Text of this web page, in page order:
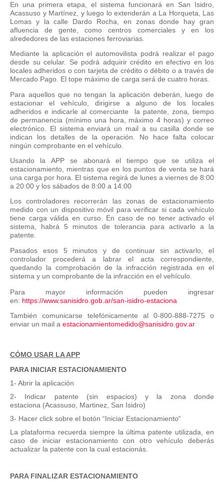
En una primera etapa, el sistema funcionará en San Isidro,
Acassuso y Martínez, y luego lo extenderán a La Horqueta, Las
Lomas y la calle Dardo Rocha, en zonas donde hay gran
afluencia de gente, como centros comerciales y en los
alrededores de las estaciones ferroviarias.
Mediante la aplicación el automovilista podrá realizar el pago
desde su celular. Se podrá adquirir crédito en efectivo en los
locales adheridos o con tarjeta de crédito o débito o a través de
Mercado Pago. El tope máximo de carga será de cuatro horas.
Para aquellos que no tengan la aplicación deberán, luego de
estacionar el vehículo, dirigirse a alguno de los locales
adheridos e indicarle al comerciante la patente, zona, tiempo
de permanencia (mínimo una hora, máximo 4 horas) y correo
electrónico. El sistema enviará un mail a su casilla donde se
indican los detalles de la operación. No hace falta colocar
ningún comprobante en el vehículo.
Usando la APP se abonará el tiempo que se utiliza el
estacionamiento, mientras que en los puntos de venta se hará
una carga por hora. El sistema regirá de lunes a viernes de 8:00
a 20:00 y los sábados de 8:00 a 14:00
Los controladores recorrerán las zonas de estacionamiento
medido con un dispositivo móvil para verificar si cada vehículo
tiene carga válida en curso. En caso de no tener activado el
sistema, habrá 5 minutos de tolerancia para activarlo a la
patente.
Pasados esos 5 minutos y de continuar sin activarlo, el
controlador procederá a labrar el acta correspondiente,
quedando la comprobación de la infracción registrada en el
sistema y un comprobante de la infracción en el vehículo.
Para mayor información pueden ingresar
en: https://www.sanisidro.gob.ar/san-isidro-estaciona
También comunicarse telefónicamente al 0-800-888-7275 o
enviar un mail a estacionamientomedido@sanisidro.gov.ar
CÓMO USAR LA APP
PARA INICIAR ESTACIONAMIENTO
1- Abrir la aplicación
2- Indicar patente (sin espacios) y la zona donde
estaciona (Acassuso, Martinez, San Isidro)
3- Hacer click sobre el botón “Iniciar Estacionamiento“
La plataforma recuerda siempre la última patente utilizada, en
caso de iniciar estacionamiento con otro vehículo deberás
actualizar la patente con la cual estacionás.
PARA FINALIZAR ESTACIONAMIENTO